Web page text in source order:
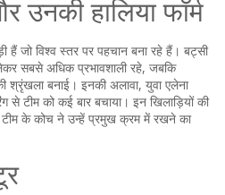
उनकी हालिया फॉर्म
हैं जो विश्व स्तर पर पहचान बना रहे हैं। बट्सी
सबसे अधिक प्रभावशाली रहे, जबकि
श्रृंखला बनाई। इनकी अलावा, युवा एलेना
से टीम को कई बार बचाया। इन खिलाड़ियों की
टीम के कोच ने उन्हें प्रमुख क्रम में रखने का